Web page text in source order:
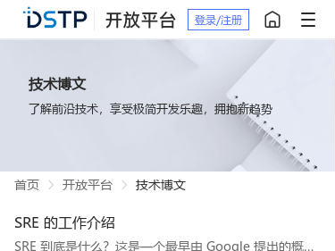
登录/注册
技术博文
了解前沿技术，享受极简开发乐趣，拥抱新趋势
首页 开放平台 技术博文
SRE 的工作介绍
SRE 到底是什么？这是一个最早由 Google 提出的概念，就是用软件解决运维问题。标准化，自动化，可扩展，高可用是主要的工作内容。这个岗位被提出的时候，想解决的问题是打破开发人员想要快速迭代，与运维人员想要保持稳定，拒绝频繁更新之间的矛盾。